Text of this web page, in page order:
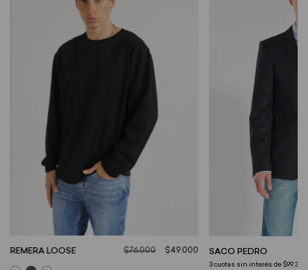
REMERA LOOSE $76.000 $49.000 SACO PEDRO
3 cuotas sin interés de